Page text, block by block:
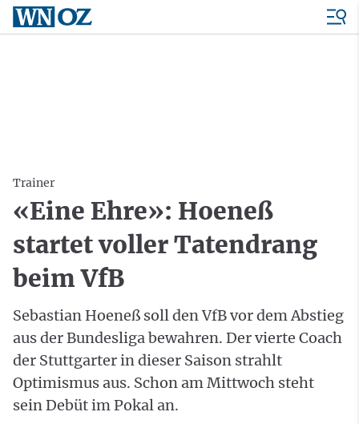
Trainer
«Eine Ehre»: Hoeneß
startet voller Tatendrang
beim VfB
Sebastian Hoeneß soll den VfB vor dem Abstieg
aus der Bundesliga bewahren. Der vierte Coach
der Stuttgarter in dieser Saison strahlt
Optimismus aus. Schon am Mittwoch steht
sein Debüt im Pokal an.